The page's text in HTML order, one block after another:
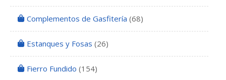
Complementos de Gasfitería (68)
Estanques y Fosas (26)
Fierro Fundido (154)